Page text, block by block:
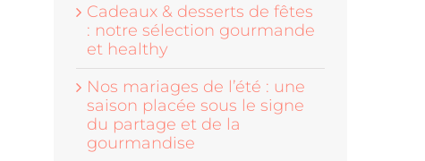
Cadeaux & desserts de fêtes
: notre sélection gourmande
et healthy
Nos mariages de l’été : une
saison placée sous le signe
du partage et de la
gourmandise